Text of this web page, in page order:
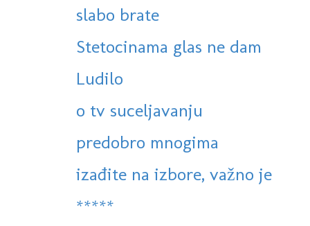
slabo brate
Stetocinama glas ne dam
Ludilo
o tv suceljavanju
predobro mnogima
izađite na izbore, važno je
*****